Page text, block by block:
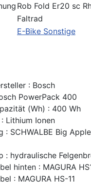
Rob Fold Er20 sc
Faltrad
E-Bike Sonstige
: Bosch
PowerPack 400
(Wh) : 400 Wh
Lithium Ionen
: SCHWALBE Big
: hydraulische
hinten : MAGURA
: MAGURA HS-11